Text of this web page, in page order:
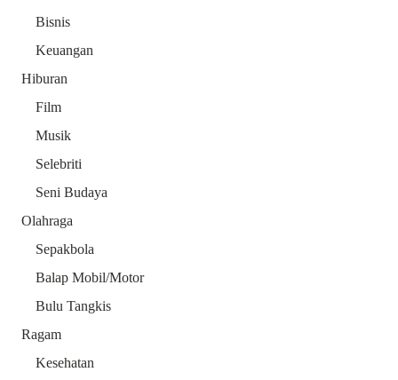
Bisnis
Keuangan
Hiburan
Film
Musik
Selebriti
Seni Budaya
Olahraga
Sepakbola
Balap Mobil/Motor
Bulu Tangkis
Ragam
Kesehatan